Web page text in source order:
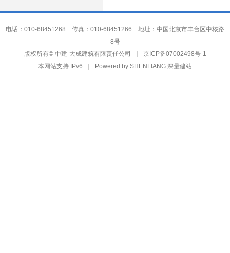
电话：010-68451268 传真：010-68451266 地址：中国北京市丰台区中核路
8号
版权所有© 中建-大成建筑有限责任公司
京ICP备07002498号-1
本网站支持 IPv6 ｜ Powered by SHENLIANG 深量建站